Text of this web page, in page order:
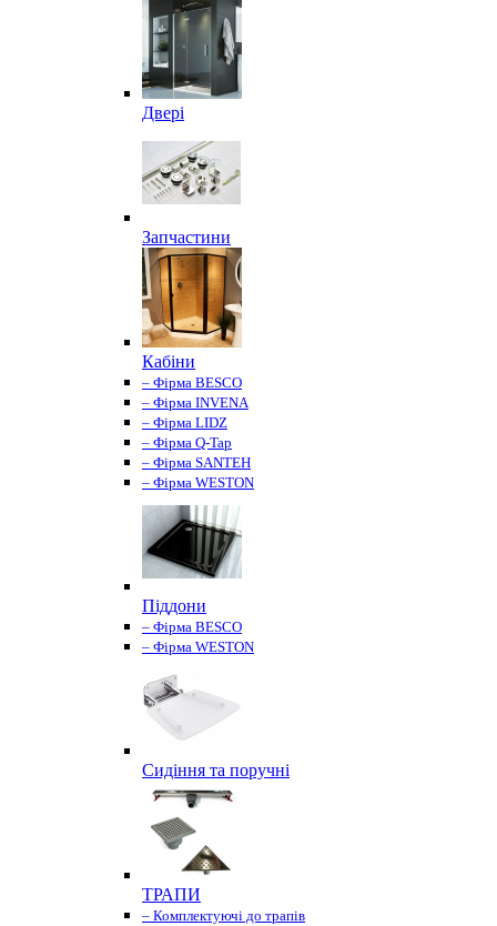
Двері
Запчастини
Кабіни
– Фірма BESCO
– Фірма INVENA
– Фірма LIDZ
– Фірма Q-Tap
– Фірма SANTEH
– Фірма WESTON
Піддони
– Фірма BESCO
– Фірма WESTON
Сидіння та поручні
ТРАПИ
– Комплектуючі до трапів